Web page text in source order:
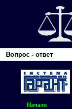
Вопрос - ответ
Начало